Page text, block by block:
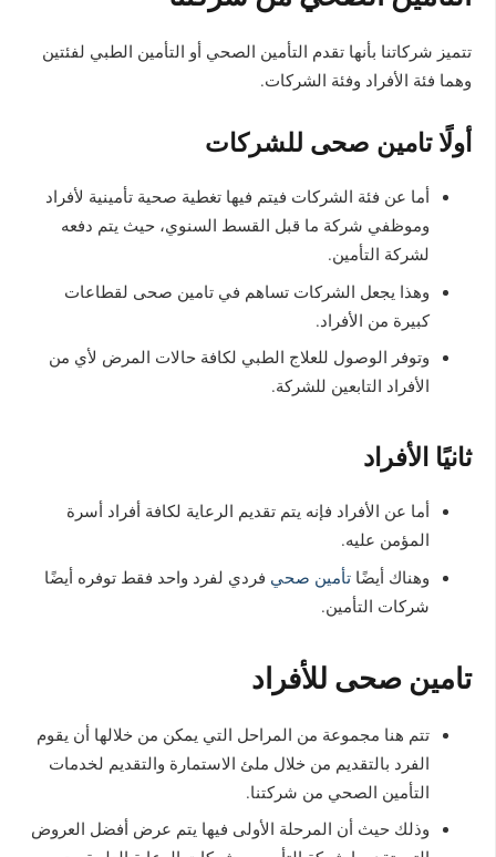
تتميز شركاتنا بأنها تقدم التأمين الصحي أو التأمين الطبي لفئتين
وهما فئة الأفراد وفئة الشركات.
أولًا تامين صحى للشركات
أما عن فئة الشركات فيتم فيها تغطية صحية تأمينية لأفراد
وموظفي شركة ما قبل القسط السنوي، حيث يتم دفعه
لشركة التأمين.
وهذا يجعل الشركات تساهم في تامين صحى لقطاعات
كبيرة من الأفراد.
وتوفر الوصول للعلاج الطبي لكافة حالات المرض لأي من
الأفراد التابعين للشركة.
ثانيًا الأفراد
أما عن الأفراد فإنه يتم تقديم الرعاية لكافة أفراد أسرة
المؤمن عليه.
وهناك أيضًا تأمين صحي فردي لفرد واحد فقط توفره أيضًا
شركات التأمين.
تامين صحى للأفراد
تتم هنا مجموعة من المراحل التي يمكن من خلالها أن يقوم
الفرد بالتقديم من خلال ملئ الاستمارة والتقديم لخدمات
التأمين الصحي من شركتنا.
وذلك حيث أن المرحلة الأولى فيها يتم عرض أفضل العروض